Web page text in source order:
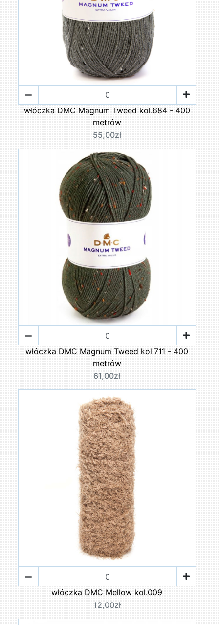
włóczka DMC Magnum Tweed kol.684 - 400
metrów
55,00zł
włóczka DMC Magnum Tweed kol.711 - 400
metrów
61,00zł
włóczka DMC Mellow kol.009
12,00zł